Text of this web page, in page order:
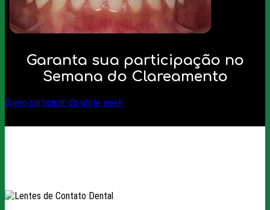
Garanta sua participação no
Semana do Clareamento
Quero participar do white week